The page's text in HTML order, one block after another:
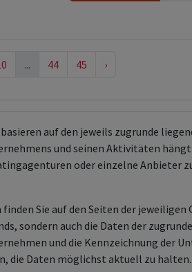
... 44 45 ›
auf den jeweils zugrunde
und seinen Aktivitäten
oder einzelne Anbieter
Sie auf den Seiten der
sondern auch die Daten der
und die Kennzeichnung der
die Daten möglichst aktuell zu halten.